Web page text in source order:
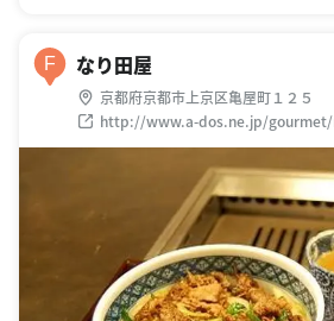
F なり田屋
京都府京都市上京区亀屋町１２５
http://www.a-dos.ne.jp/